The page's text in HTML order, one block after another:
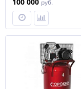
ресивер 270л СОРОКИН
руб.